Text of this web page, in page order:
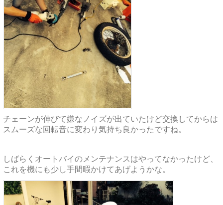
チェーンが伸びて嫌なノイズが出ていたけど交換してからは
スムーズな回転音に変わり気持ち良かったですね。
しばらくオートバイのメンテナンスはやってなかったけど、
これを機にも少し手間暇かけてあげようかな。